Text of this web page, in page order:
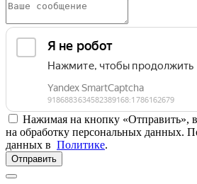
Нажимая на кнопку «Отправить»,
на обработку персональных данных.
данных в Политике.
Отправить